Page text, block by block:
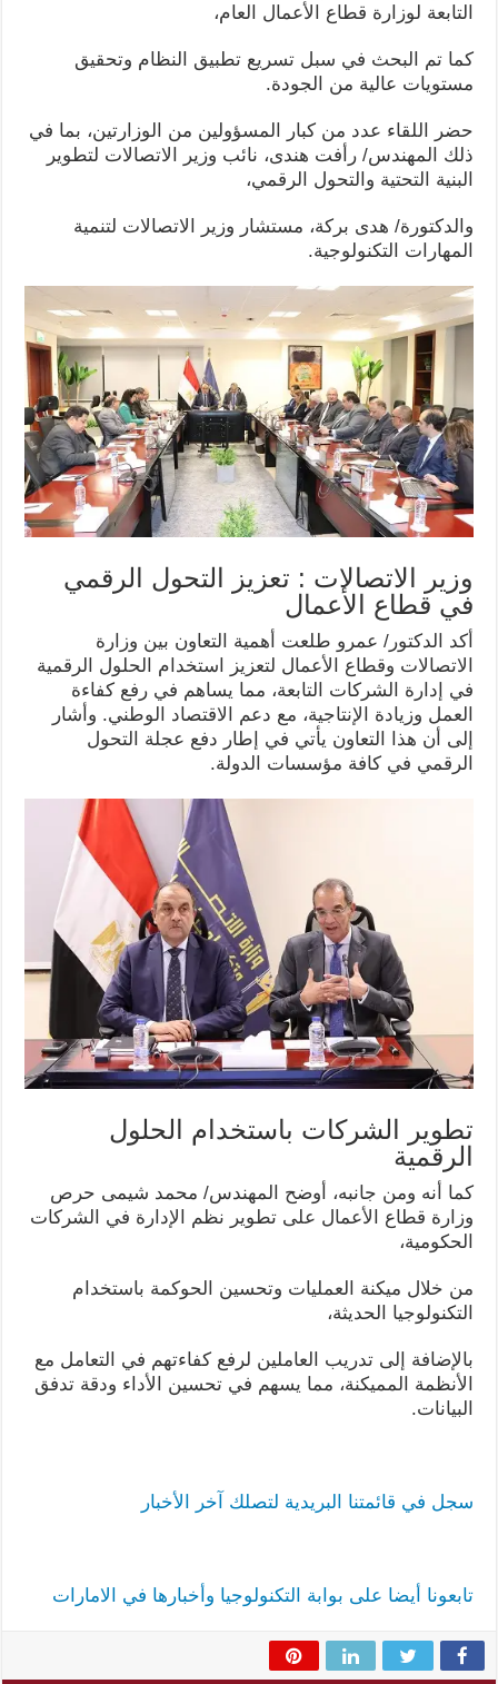
التابعة لوزارة قطاع الأعمال العام،
كما تم البحث في سبل تسريع تطبيق النظام وتحقيق
مستويات عالية من الجودة.
حضر اللقاء عدد من كبار المسؤولين من الوزارتين، بما في
ذلك المهندس/ رأفت هندى، نائب وزير الاتصالات لتطوير
البنية التحتية والتحول الرقمي،
والدكتورة/ هدى بركة، مستشار وزير الاتصالات لتنمية
المهارات التكنولوجية.
وزير الاتصالات : تعزيز التحول الرقمي
في قطاع الأعمال
أكد الدكتور/ عمرو طلعت أهمية التعاون بين وزارة
الاتصالات وقطاع الأعمال لتعزيز استخدام الحلول الرقمية
في إدارة الشركات التابعة، مما يساهم في رفع كفاءة
العمل وزيادة الإنتاجية، مع دعم الاقتصاد الوطني. وأشار
إلى أن هذا التعاون يأتي في إطار دفع عجلة التحول
الرقمي في كافة مؤسسات الدولة.
تطوير الشركات باستخدام الحلول
الرقمية
كما أنه ومن جانبه، أوضح المهندس/ محمد شيمى حرص
وزارة قطاع الأعمال على تطوير نظم الإدارة في الشركات
الحكومية،
من خلال ميكنة العمليات وتحسين الحوكمة باستخدام
التكنولوجيا الحديثة،
بالإضافة إلى تدريب العاملين لرفع كفاءتهم في التعامل مع
الأنظمة المميكنة، مما يسهم في تحسين الأداء ودقة تدفق
البيانات.
سجل في قائمتنا البريدية لتصلك آخر الأخبار
تابعونا أيضا على بوابة التكنولوجيا وأخبارها في الامارات